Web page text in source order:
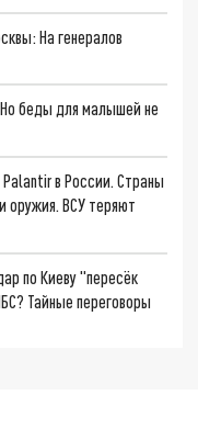
На генералов
беды для малышей не
в России. Страны
оружия. ВСУ теряют
по Киеву "пересёк
Тайные переговоры